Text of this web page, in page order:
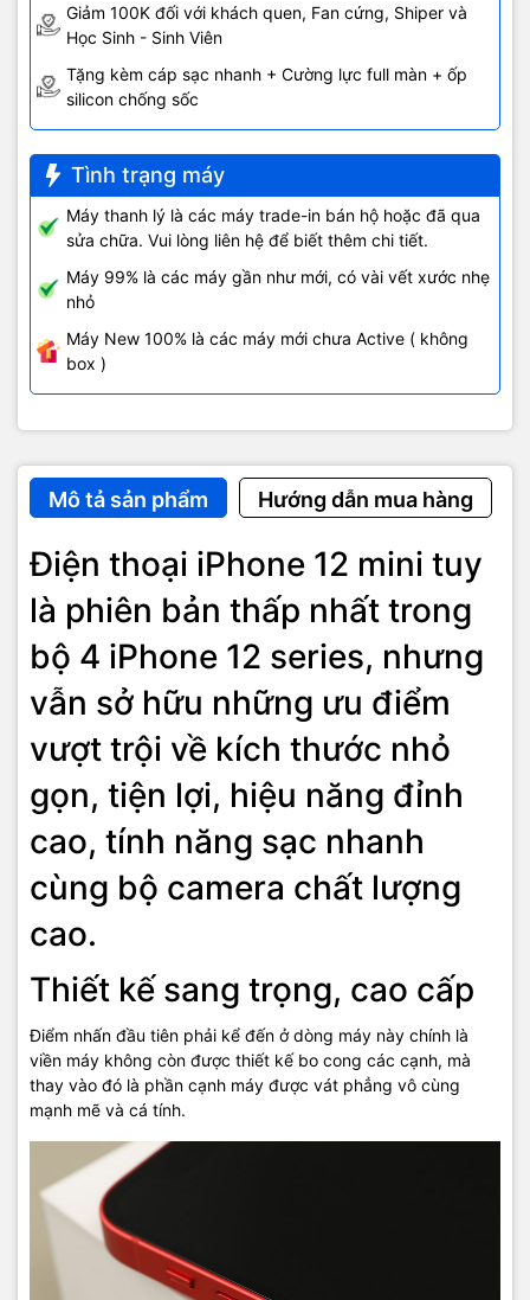
Giảm 100K đối với khách quen, Fan cứng, Shiper và
Học Sinh - Sinh Viên
Tặng kèm cáp sạc nhanh + Cường lực full màn + ốp
silicon chống sốc
Tình trạng máy
Máy thanh lý là các máy trade-in bán hộ hoặc đã qua
sửa chữa. Vui lòng liên hệ để biết thêm chi tiết.
Máy 99% là các máy gần như mới, có vài vết xước nhẹ
nhỏ
Máy New 100% là các máy mới chưa Active ( không
box )
Mô tả sản phẩm Hướng dẫn mua hàng
Điện thoại iPhone 12 mini tuy
là phiên bản thấp nhất trong
bộ 4 iPhone 12 series, nhưng
vẫn sở hữu những ưu điểm
vượt trội về kích thước nhỏ
gọn, tiện lợi, hiệu năng đỉnh
cao, tính năng sạc nhanh
cùng bộ camera chất lượng
cao.
Thiết kế sang trọng, cao cấp
Điểm nhấn đầu tiên phải kể đến ở dòng máy này chính là
viền máy không còn được thiết kế bo cong các cạnh, mà
thay vào đó là phần cạnh máy được vát phẳng vô cùng
mạnh mẽ và cá tính.
Màn hình kích cỡ 5.4 inch là điểm thuận lợi bởi máy khá nhỏ gọn,
có thể dễ dàng đặt trong túi áo, quần hơn so với 6.1 inch
trên iPhone 12 Pro hay 6.7 inch trên iPhone 12 Pro Max.
Màn hình của iPhone 12 Mini sử dụng tấm OLED Super Retina XDR
tràn viền có độ phân giải Full HD+ (1080 x 2340 Pixels), từng chi
tiết chuyển động trên màn hình đều hiện lên rõ nét, tươi sáng và
không gặp phải tình trạng nhòe màu sắc được thể hiện trọn vẹn
Hơn nữa, Apple còn trang bị mặt kính Ceramic Shield vật liệu kết
hợp giữa thủy tinh và gốm cao cấp với khả năng chịu va đập gấp
4 lần so với các đời trước, bảo vệ máy một cách tối đa, cùng với
đó là khả năng kháng nước chuẩn IP68.
Camera kép thách thức mọi giới